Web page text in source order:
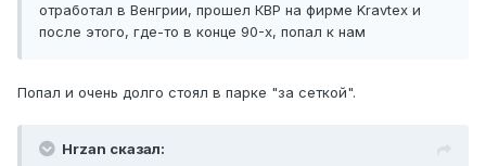
отработал в Венгрии, прошел КВР на фирме Kravtex и
после этого, где-то в конце 90-х, попал к нам
Попал и очень долго стоял в парке "за сеткой".
Hrzan сказал: